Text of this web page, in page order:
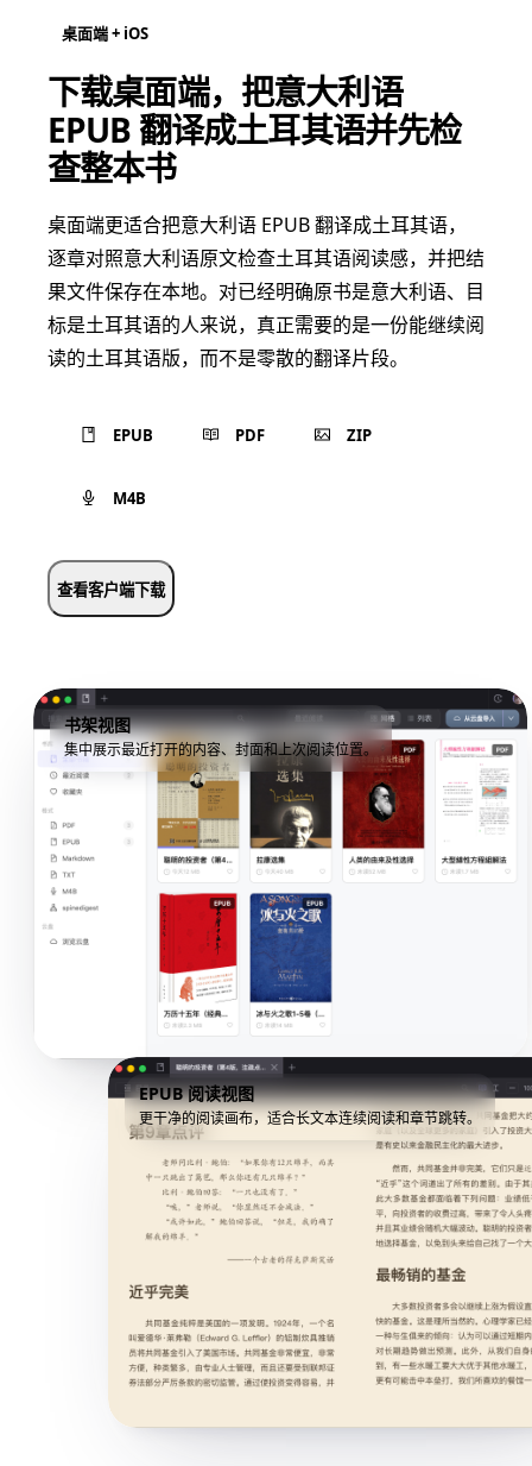
桌面端 + iOS
下载桌面端，把意大利语
EPUB 翻译成土耳其语并先检
查整本书
桌面端更适合把意大利语 EPUB 翻译成土耳其语，
逐章对照意大利语原文检查土耳其语阅读感，并把结
果文件保存在本地。对已经明确原书是意大利语、目
标是土耳其语的人来说，真正需要的是一份能继续阅
读的土耳其语版，而不是零散的翻译片段。
EPUB PDF ZIP
M4B
查看客户端下载
书架视图
集中展示最近打开的内容、封面和上次阅读位置。
EPUB 阅读视图
更干净的阅读画布，适合长文本连续阅读和章节跳转。